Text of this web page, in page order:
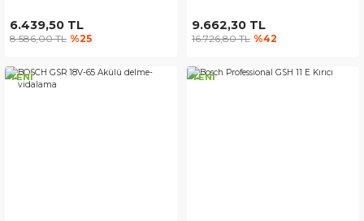
6.439,50 TL
8.586,00 TL %25
9.662,30 TL
16.726,80 TL %42
YENİ YENİ